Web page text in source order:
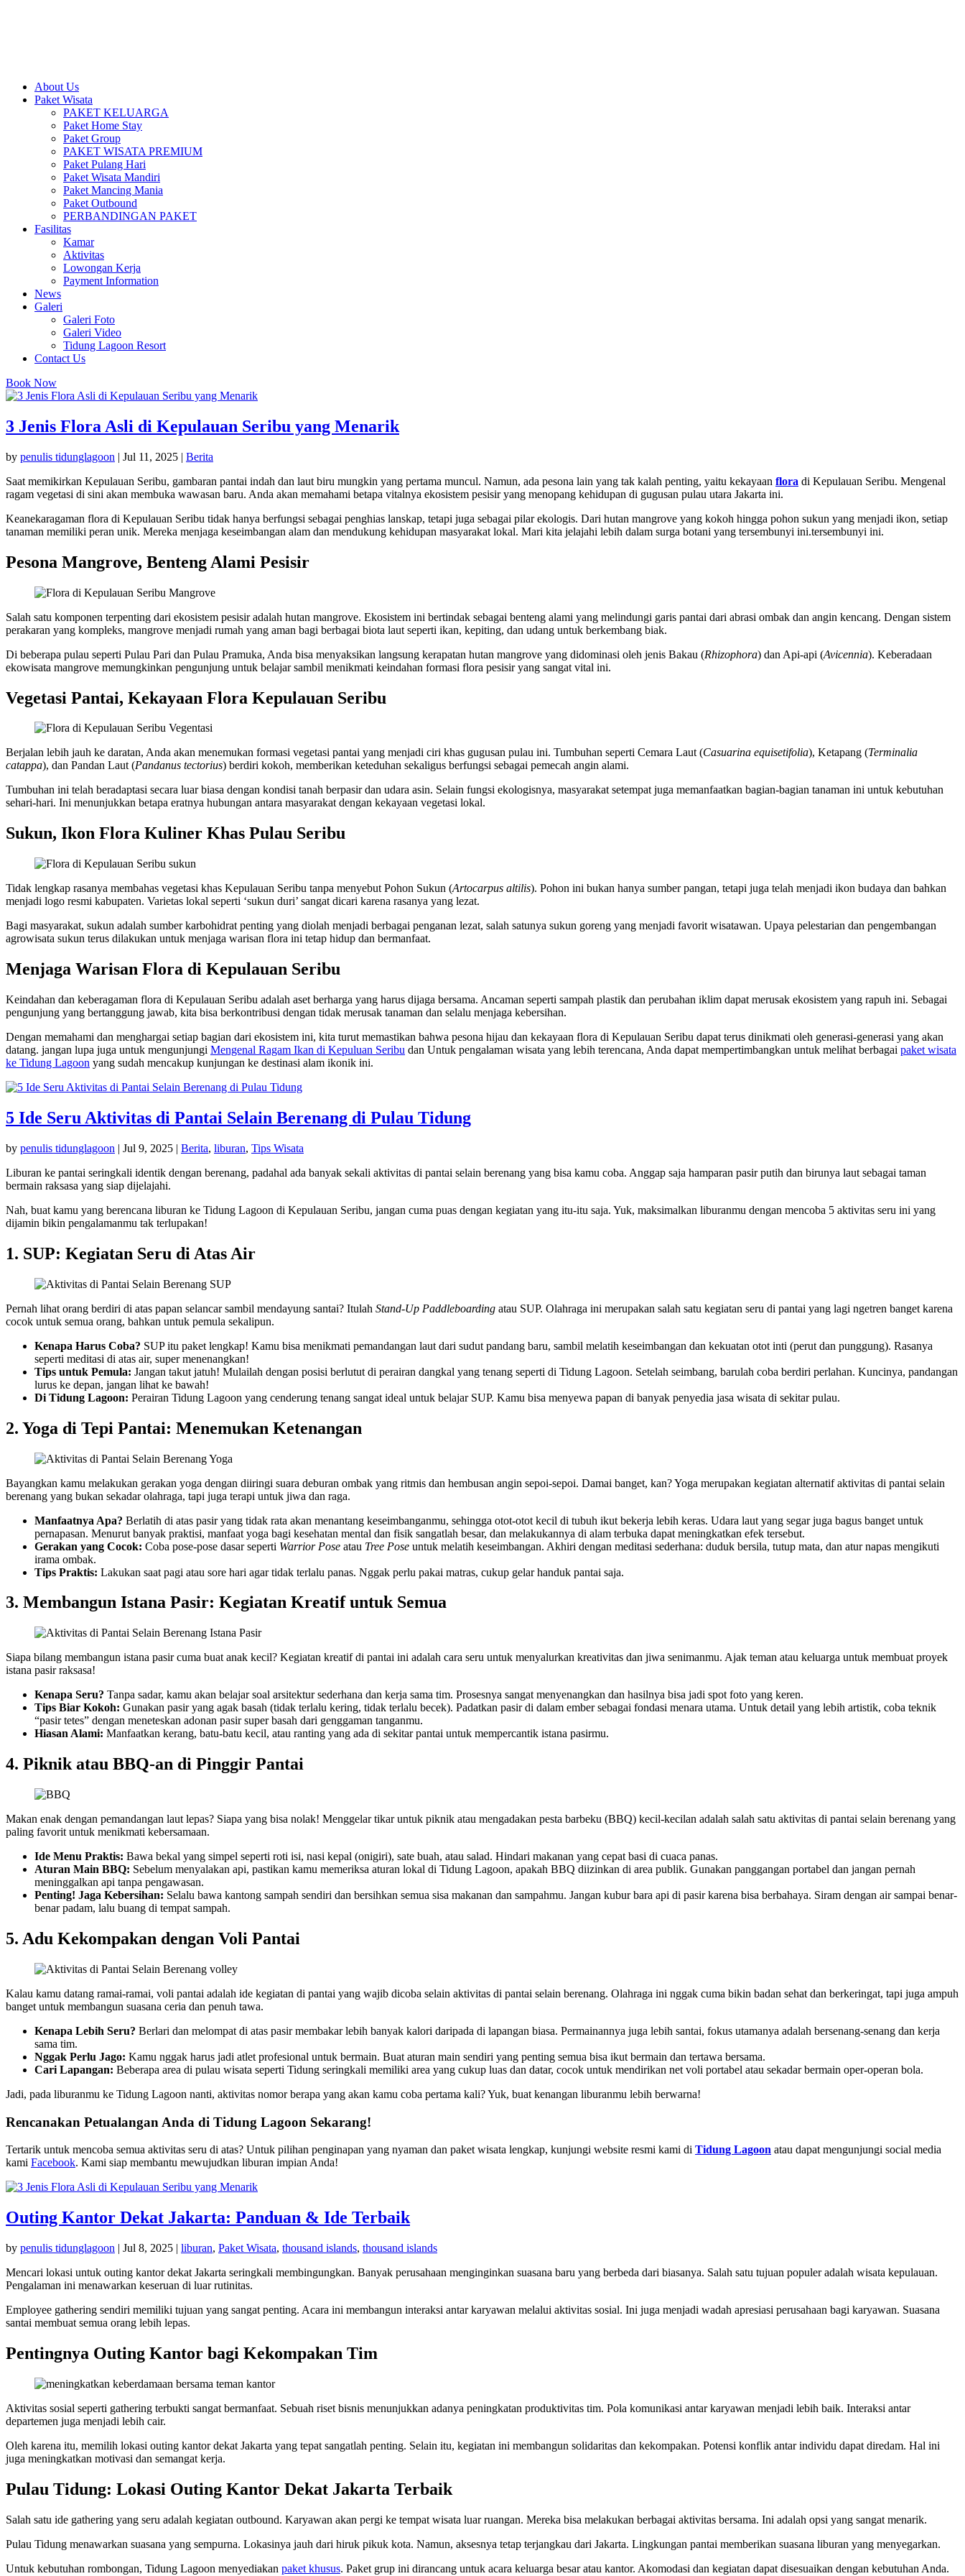
About Us
Paket Wisata
PAKET KELUARGA
Paket Home Stay
Paket Group
PAKET WISATA PREMIUM
Paket Pulang Hari
Paket Wisata Mandiri
Paket Mancing Mania
Paket Outbound
PERBANDINGAN PAKET
Fasilitas
Kamar
Aktivitas
Lowongan Kerja
Payment Information
News
Galeri
Galeri Foto
Galeri Video
Tidung Lagoon Resort
Contact Us
Book Now
3 Jenis Flora Asli di Kepulauan Seribu yang Menarik
by penulis tidunglagoon | Jul 11, 2025 | Berita
Saat memikirkan Kepulauan Seribu, gambaran pantai indah dan laut biru mungkin yang pertama muncul. Namun, ada pesona lain yang tak kalah penting, yaitu kekayaan flora di Kepulauan Seribu. Mengenal
ragam vegetasi di sini akan membuka wawasan baru. Anda akan memahami betapa vitalnya ekosistem pesisir yang menopang kehidupan di gugusan pulau utara Jakarta ini.
Keanekaragaman flora di Kepulauan Seribu tidak hanya berfungsi sebagai penghias lanskap, tetapi juga sebagai pilar ekologis. Dari hutan mangrove yang kokoh hingga pohon sukun yang menjadi ikon, setiap
tanaman memiliki peran unik. Mereka menjaga keseimbangan alam dan mendukung kehidupan masyarakat lokal. Mari kita jelajahi lebih dalam surga botani yang tersembunyi ini.tersembunyi ini.
Pesona Mangrove, Benteng Alami Pesisir
Salah satu komponen terpenting dari ekosistem pesisir adalah hutan mangrove. Ekosistem ini bertindak sebagai benteng alami yang melindungi garis pantai dari abrasi ombak dan angin kencang. Dengan sistem
perakaran yang kompleks, mangrove menjadi rumah yang aman bagi berbagai biota laut seperti ikan, kepiting, dan udang untuk berkembang biak.
Di beberapa pulau seperti Pulau Pari dan Pulau Pramuka, Anda bisa menyaksikan langsung kerapatan hutan mangrove yang didominasi oleh jenis Bakau (Rhizophora) dan Api-api (Avicennia). Keberadaan
ekowisata mangrove memungkinkan pengunjung untuk belajar sambil menikmati keindahan formasi flora pesisir yang sangat vital ini.
Vegetasi Pantai, Kekayaan Flora Kepulauan Seribu
Berjalan lebih jauh ke daratan, Anda akan menemukan formasi vegetasi pantai yang menjadi ciri khas gugusan pulau ini. Tumbuhan seperti Cemara Laut (Casuarina equisetifolia), Ketapang (Terminalia
catappa), dan Pandan Laut (Pandanus tectorius) berdiri kokoh, memberikan keteduhan sekaligus berfungsi sebagai pemecah angin alami.
Tumbuhan ini telah beradaptasi secara luar biasa dengan kondisi tanah berpasir dan udara asin. Selain fungsi ekologisnya, masyarakat setempat juga memanfaatkan bagian-bagian tanaman ini untuk kebutuhan
sehari-hari. Ini menunjukkan betapa eratnya hubungan antara masyarakat dengan kekayaan vegetasi lokal.
Sukun, Ikon Flora Kuliner Khas Pulau Seribu
Tidak lengkap rasanya membahas vegetasi khas Kepulauan Seribu tanpa menyebut Pohon Sukun (Artocarpus altilis). Pohon ini bukan hanya sumber pangan, tetapi juga telah menjadi ikon budaya dan bahkan
menjadi logo resmi kabupaten. Varietas lokal seperti ‘sukun duri’ sangat dicari karena rasanya yang lezat.
Bagi masyarakat, sukun adalah sumber karbohidrat penting yang diolah menjadi berbagai penganan lezat, salah satunya sukun goreng yang menjadi favorit wisatawan. Upaya pelestarian dan pengembangan
agrowisata sukun terus dilakukan untuk menjaga warisan flora ini tetap hidup dan bermanfaat.
Menjaga Warisan Flora di Kepulauan Seribu
Keindahan dan keberagaman flora di Kepulauan Seribu adalah aset berharga yang harus dijaga bersama. Ancaman seperti sampah plastik dan perubahan iklim dapat merusak ekosistem yang rapuh ini. Sebagai
pengunjung yang bertanggung jawab, kita bisa berkontribusi dengan tidak merusak tanaman dan selalu menjaga kebersihan.
Dengan memahami dan menghargai setiap bagian dari ekosistem ini, kita turut memastikan bahwa pesona hijau dan kekayaan flora di Kepulauan Seribu dapat terus dinikmati oleh generasi-generasi yang akan
datang. jangan lupa juga untuk mengunjungi Mengenal Ragam Ikan di Kepuluan Seribu dan Untuk pengalaman wisata yang lebih terencana, Anda dapat mempertimbangkan untuk melihat berbagai paket wisata
ke Tidung Lagoon yang sudah mencakup kunjungan ke destinasi alam ikonik ini.
5 Ide Seru Aktivitas di Pantai Selain Berenang di Pulau Tidung
by penulis tidunglagoon | Jul 9, 2025 | Berita, liburan, Tips Wisata
Liburan ke pantai seringkali identik dengan berenang, padahal ada banyak sekali aktivitas di pantai selain berenang yang bisa kamu coba. Anggap saja hamparan pasir putih dan birunya laut sebagai taman
bermain raksasa yang siap dijelajahi.
Nah, buat kamu yang berencana liburan ke Tidung Lagoon di Kepulauan Seribu, jangan cuma puas dengan kegiatan yang itu-itu saja. Yuk, maksimalkan liburanmu dengan mencoba 5 aktivitas seru ini yang
dijamin bikin pengalamanmu tak terlupakan!
1. SUP: Kegiatan Seru di Atas Air
Pernah lihat orang berdiri di atas papan selancar sambil mendayung santai? Itulah Stand-Up Paddleboarding atau SUP. Olahraga ini merupakan salah satu kegiatan seru di pantai yang lagi ngetren banget karena
cocok untuk semua orang, bahkan untuk pemula sekalipun.
Kenapa Harus Coba? SUP itu paket lengkap! Kamu bisa menikmati pemandangan laut dari sudut pandang baru, sambil melatih keseimbangan dan kekuatan otot inti (perut dan punggung). Rasanya
seperti meditasi di atas air, super menenangkan!
Tips untuk Pemula: Jangan takut jatuh! Mulailah dengan posisi berlutut di perairan dangkal yang tenang seperti di Tidung Lagoon. Setelah seimbang, barulah coba berdiri perlahan. Kuncinya, pandangan
lurus ke depan, jangan lihat ke bawah!
Di Tidung Lagoon: Perairan Tidung Lagoon yang cenderung tenang sangat ideal untuk belajar SUP. Kamu bisa menyewa papan di banyak penyedia jasa wisata di sekitar pulau.
2. Yoga di Tepi Pantai: Menemukan Ketenangan
Bayangkan kamu melakukan gerakan yoga dengan diiringi suara deburan ombak yang ritmis dan hembusan angin sepoi-sepoi. Damai banget, kan? Yoga merupakan kegiatan alternatif aktivitas di pantai selain
berenang yang bukan sekadar olahraga, tapi juga terapi untuk jiwa dan raga.
Manfaatnya Apa? Berlatih di atas pasir yang tidak rata akan menantang keseimbanganmu, sehingga otot-otot kecil di tubuh ikut bekerja lebih keras. Udara laut yang segar juga bagus banget untuk
pernapasan. Menurut banyak praktisi, manfaat yoga bagi kesehatan mental dan fisik sangatlah besar, dan melakukannya di alam terbuka dapat meningkatkan efek tersebut.
Gerakan yang Cocok: Coba pose-pose dasar seperti Warrior Pose atau Tree Pose untuk melatih keseimbangan. Akhiri dengan meditasi sederhana: duduk bersila, tutup mata, dan atur napas mengikuti
irama ombak.
Tips Praktis: Lakukan saat pagi atau sore hari agar tidak terlalu panas. Nggak perlu pakai matras, cukup gelar handuk pantai saja.
3. Membangun Istana Pasir: Kegiatan Kreatif untuk Semua
Siapa bilang membangun istana pasir cuma buat anak kecil? Kegiatan kreatif di pantai ini adalah cara seru untuk menyalurkan kreativitas dan jiwa senimanmu. Ajak teman atau keluarga untuk membuat proyek
istana pasir raksasa!
Kenapa Seru? Tanpa sadar, kamu akan belajar soal arsitektur sederhana dan kerja sama tim. Prosesnya sangat menyenangkan dan hasilnya bisa jadi spot foto yang keren.
Tips Biar Kokoh: Gunakan pasir yang agak basah (tidak terlalu kering, tidak terlalu becek). Padatkan pasir di dalam ember sebagai fondasi menara utama. Untuk detail yang lebih artistik, coba teknik
“pasir tetes” dengan meneteskan adonan pasir super basah dari genggaman tanganmu.
Hiasan Alami: Manfaatkan kerang, batu-batu kecil, atau ranting yang ada di sekitar pantai untuk mempercantik istana pasirmu.
4. Piknik atau BBQ-an di Pinggir Pantai
Makan enak dengan pemandangan laut lepas? Siapa yang bisa nolak! Menggelar tikar untuk piknik atau mengadakan pesta barbeku (BBQ) kecil-kecilan adalah salah satu aktivitas di pantai selain berenang yang
paling favorit untuk menikmati kebersamaan.
Ide Menu Praktis: Bawa bekal yang simpel seperti roti isi, nasi kepal (onigiri), sate buah, atau salad. Hindari makanan yang cepat basi di cuaca panas.
Aturan Main BBQ: Sebelum menyalakan api, pastikan kamu memeriksa aturan lokal di Tidung Lagoon, apakah BBQ diizinkan di area publik. Gunakan panggangan portabel dan jangan pernah
meninggalkan api tanpa pengawasan.
Penting! Jaga Kebersihan: Selalu bawa kantong sampah sendiri dan bersihkan semua sisa makanan dan sampahmu. Jangan kubur bara api di pasir karena bisa berbahaya. Siram dengan air sampai benar-
benar padam, lalu buang di tempat sampah.
5. Adu Kekompakan dengan Voli Pantai
Kalau kamu datang ramai-ramai, voli pantai adalah ide kegiatan di pantai yang wajib dicoba selain aktivitas di pantai selain berenang. Olahraga ini nggak cuma bikin badan sehat dan berkeringat, tapi juga ampuh
banget untuk membangun suasana ceria dan penuh tawa.
Kenapa Lebih Seru? Berlari dan melompat di atas pasir membakar lebih banyak kalori daripada di lapangan biasa. Permainannya juga lebih santai, fokus utamanya adalah bersenang-senang dan kerja
sama tim.
Nggak Perlu Jago: Kamu nggak harus jadi atlet profesional untuk bermain. Buat aturan main sendiri yang penting semua bisa ikut bermain dan tertawa bersama.
Cari Lapangan: Beberapa area di pulau wisata seperti Tidung seringkali memiliki area yang cukup luas dan datar, cocok untuk mendirikan net voli portabel atau sekadar bermain oper-operan bola.
Jadi, pada liburanmu ke Tidung Lagoon nanti, aktivitas nomor berapa yang akan kamu coba pertama kali? Yuk, buat kenangan liburanmu lebih berwarna!
Rencanakan Petualangan Anda di Tidung Lagoon Sekarang!
Tertarik untuk mencoba semua aktivitas seru di atas? Untuk pilihan penginapan yang nyaman dan paket wisata lengkap, kunjungi website resmi kami di Tidung Lagoon atau dapat mengunjungi social media
kami Facebook. Kami siap membantu mewujudkan liburan impian Anda!
Outing Kantor Dekat Jakarta: Panduan & Ide Terbaik
by penulis tidunglagoon | Jul 8, 2025 | liburan, Paket Wisata, thousand islands, thousand islands
Mencari lokasi untuk outing kantor dekat Jakarta seringkali membingungkan. Banyak perusahaan menginginkan suasana baru yang berbeda dari biasanya. Salah satu tujuan populer adalah wisata kepulauan.
Pengalaman ini menawarkan keseruan di luar rutinitas.
Employee gathering sendiri memiliki tujuan yang sangat penting. Acara ini membangun interaksi antar karyawan melalui aktivitas sosial. Ini juga menjadi wadah apresiasi perusahaan bagi karyawan. Suasana
santai membuat semua orang lebih lepas.
Pentingnya Outing Kantor bagi Kekompakan Tim
Aktivitas sosial seperti gathering terbukti sangat bermanfaat. Sebuah riset bisnis menunjukkan adanya peningkatan produktivitas tim. Pola komunikasi antar karyawan menjadi lebih baik. Interaksi antar
departemen juga menjadi lebih cair.
Oleh karena itu, memilih lokasi outing kantor dekat Jakarta yang tepat sangatlah penting. Selain itu, kegiatan ini membangun solidaritas dan kekompakan. Potensi konflik antar individu dapat diredam. Hal ini
juga meningkatkan motivasi dan semangat kerja.
Pulau Tidung: Lokasi Outing Kantor Dekat Jakarta Terbaik
Salah satu ide gathering yang seru adalah kegiatan outbound. Karyawan akan pergi ke tempat wisata luar ruangan. Mereka bisa melakukan berbagai aktivitas bersama. Ini adalah opsi yang sangat menarik.
Pulau Tidung menawarkan suasana yang sempurna. Lokasinya jauh dari hiruk pikuk kota. Namun, aksesnya tetap terjangkau dari Jakarta. Lingkungan pantai memberikan suasana liburan yang menyegarkan.
Untuk kebutuhan rombongan, Tidung Lagoon menyediakan paket khusus. Paket grup ini dirancang untuk acara keluarga besar atau kantor. Akomodasi dan kegiatan dapat disesuaikan dengan kebutuhan Anda.